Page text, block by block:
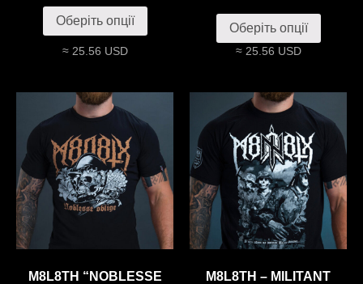
Оберіть опції
≈ 25.56 USD
Оберіть опції
≈ 25.56 USD
M8L8TH “NOBLESSE
M8L8TH – MILITANT